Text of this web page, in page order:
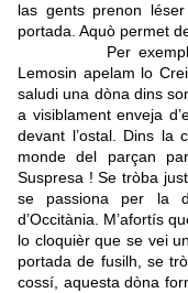
las gents prenon
portada. Aquò permet
Per exemple lo
Lemosin apelam lo
saludi una dòna dins
a visiblament enveja
devant l’ostal. Dins la
monde del parçan
Suspresa ! Se tròba
se passiona per la
d’Occitània. M’afortís
lo cloquièr que se vei
portada de fusilh, se
cossí, aquesta dòna